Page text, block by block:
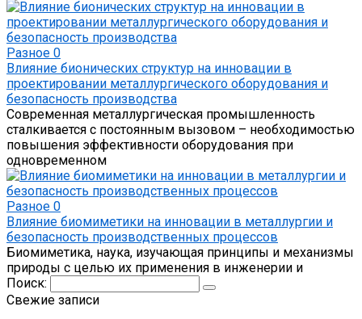
Разное 0
Влияние бионических структур на инновации в
проектировании металлургического оборудования и
безопасность производства
Современная металлургическая промышленность
сталкивается с постоянным вызовом – необходимостью
повышения эффективности оборудования при
одновременном
Разное 0
Влияние биомиметики на инновации в металлургии и
безопасность производственных процессов
Биомиметика, наука, изучающая принципы и механизмы
природы с целью их применения в инженерии и
Поиск:
Свежие записи